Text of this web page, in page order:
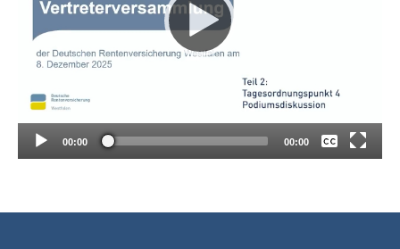
Language
Inhalte in Gebärdensprache (DGS)
00:00 00:00
Deutsch